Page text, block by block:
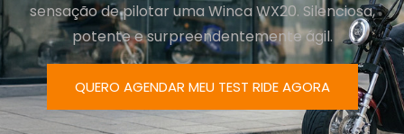
sensação de pilotar uma Winca WX20. Silenciosa,
potente e surpreendentemente ágil.
QUERO AGENDAR MEU TEST RIDE AGORA